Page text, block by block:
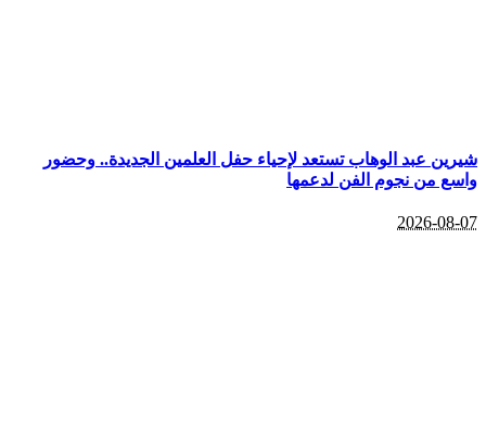
شيرين عبد الوهاب تستعد لإحياء حفل العلمين الجديدة.. وحضور
واسع من نجوم الفن لدعمها
2026-08-07